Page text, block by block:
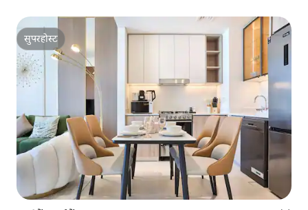
सुपरहोस्ट
सुपरहोस्ट